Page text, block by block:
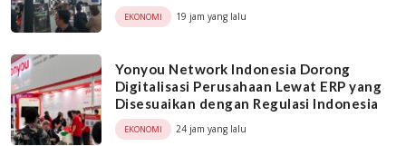
EKONOMI 19 jam yang lalu
Yonyou Network Indonesia Dorong
Digitalisasi Perusahaan Lewat ERP yang
Disesuaikan dengan Regulasi Indonesia
EKONOMI 24 jam yang lalu